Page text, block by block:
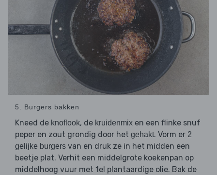
5. Burgers bakken
Kneed de knoflook, de kruidenmix en een flinke snuf
peper en zout grondig door het gehakt. Vorm er 2
gelijke burgers van en druk ze in het midden een
beetje plat. Verhit een middelgrote koekenpan op
middelhoog vuur met 1el plantaardige olie. Bak de